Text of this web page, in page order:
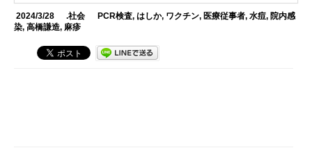
2024/3/28 .社会 PCR検査, はしか, ワクチン, 医療従事者, 水痘, 院内感
染,高橋謙造, 麻疹